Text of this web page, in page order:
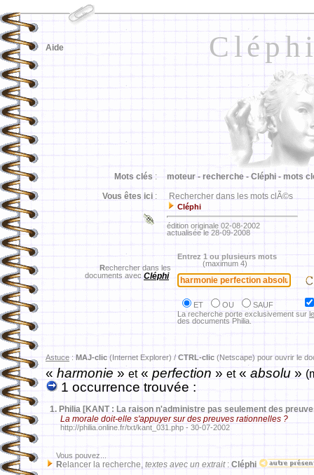
Aide
Mots clés : moteur - recherche - Cléphi - mots
Vous êtes ici : Rechercher dans les mots clÃ©s
Cléphi
édition originale 02-08-2002
actualisée le 28-09-2008
Rechercher dans les
documents avec Cléphi
Entrez 1 ou plusieurs mots
(maximum 4)
ET OU
SAUF
La recherche porte exclusivement sur
des documents Philia.
Astuce : MAJ-clic (Internet Explorer) / CTRL-clic (Netscape) pour ouvrir le
«harmonie» et« perfection » et« absolu »
1 occurrence trouvée :
1. Philia [KANT : La raison n'administre pas seulement des
La morale doit-elle s'appuyer sur des preuves rationnelles ?
http://philia.online.fr/txt/kant_031.php - 30-07-2002
Vous pouvez...
Relancer la recherche, textes avec un extrait: Cléphi